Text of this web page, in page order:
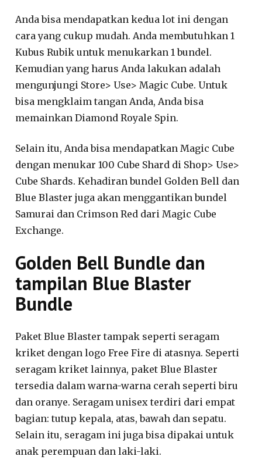
Anda bisa mendapatkan kedua lot ini dengan
cara yang cukup mudah. Anda membutuhkan 1
Kubus Rubik untuk menukarkan 1 bundel.
Kemudian yang harus Anda lakukan adalah
mengunjungi Store> Use> Magic Cube. Untuk
bisa mengklaim tangan Anda, Anda bisa
memainkan Diamond Royale Spin.
Selain itu, Anda bisa mendapatkan Magic Cube
dengan menukar 100 Cube Shard di Shop> Use>
Cube Shards. Kehadiran bundel Golden Bell dan
Blue Blaster juga akan menggantikan bundel
Samurai dan Crimson Red dari Magic Cube
Exchange.
Golden Bell Bundle dan
tampilan Blue Blaster
Bundle
Paket Blue Blaster tampak seperti seragam
kriket dengan logo Free Fire di atasnya. Seperti
seragam kriket lainnya, paket Blue Blaster
tersedia dalam warna-warna cerah seperti biru
dan oranye. Seragam unisex terdiri dari empat
bagian: tutup kepala, atas, bawah dan sepatu.
Selain itu, seragam ini juga bisa dipakai untuk
anak perempuan dan laki-laki.